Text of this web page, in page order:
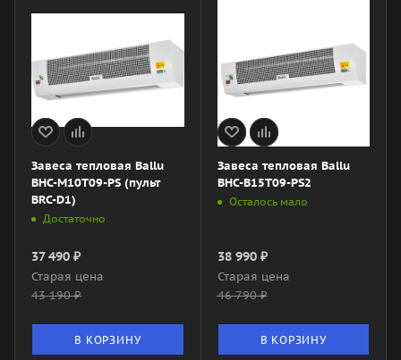
Завеса тепловая Ballu
BHC-M10T09-PS (пульт
BRC-D1)
Достаточно
37 490 ₽
Старая цена
43 190₽
В КОРЗИНУ
Завеса тепловая Ballu
BHC-B15T09-PS2
Осталось мало
38 990₽
Старая цена
46 790₽
В КОРЗИНУ